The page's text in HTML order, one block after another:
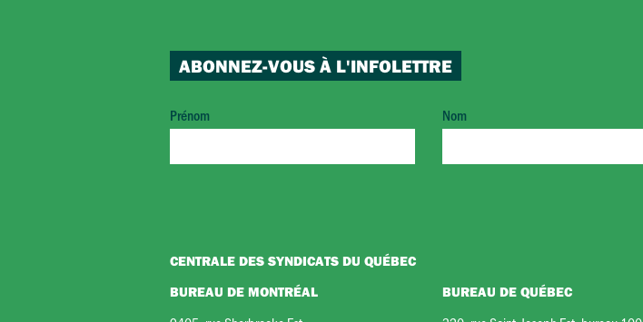
ABONNEZ-VOUS À L'INFOLETTRE
Prénom Nom
CENTRALE DES SYNDICATS DU QUÉBEC
BUREAU DE MONTRÉAL
BUREAU DE QUÉBEC